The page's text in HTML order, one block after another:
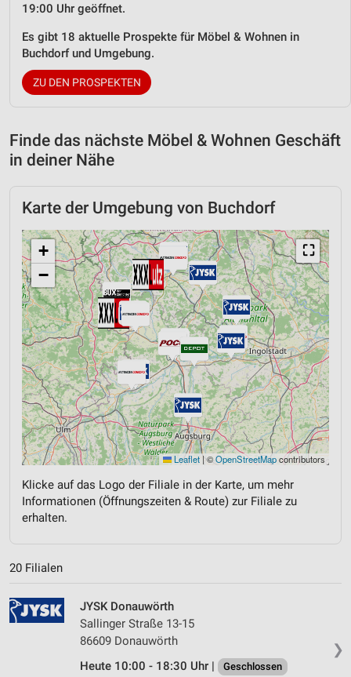
19:00 Uhr geöffnet.
Es gibt 18 aktuelle Prospekte für Möbel & Wohnen in
Buchdorf und Umgebung.
ZU DEN PROSPEKTEN
Finde das nächste Möbel & Wohnen Geschäft
in deiner Nähe
Karte der Umgebung von Buchdorf
⛶
+
−
Leaflet | ©OpenStreetMapcontributors
Klicke auf das Logo der Filiale in der Karte, um mehr
Informationen (Öffnungszeiten & Route) zur Filiale zu
erhalten.
20 Filialen
❯
JYSK Donauwörth
Sallinger Straße 13-15
86609 Donauwörth
Heute 10:00 - 18:30 Uhr |
Geschlossen